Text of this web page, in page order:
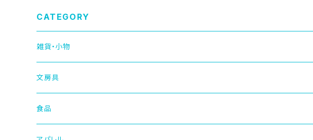
CATEGORY
雑貨・小物
文房具
食品